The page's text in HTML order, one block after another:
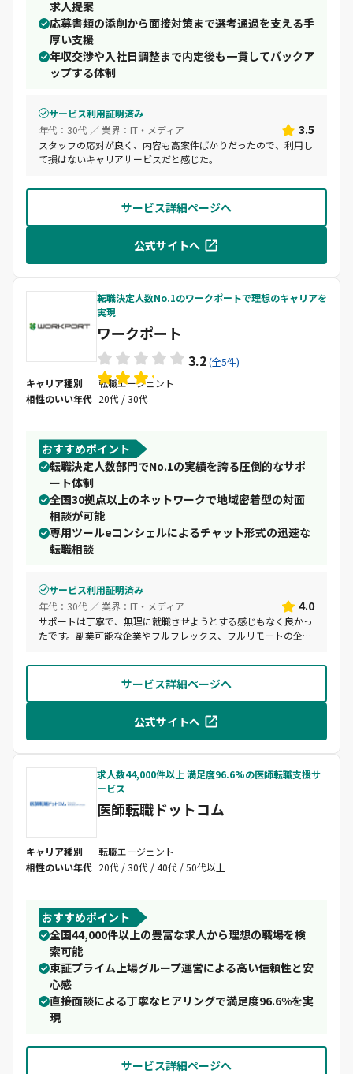
求人提案
応募書類の添削から面接対策まで選考通過を支える手
厚い支援
年収交渉や入社日調整まで内定後も一貫してバックア
ップする体制
サービス利用証明済み
年代：30代 ／ 業界：IT・メディア
3.5
スタッフの応対が良く、内容も高案件ばかりだったので、利用し
て損はないキャリアサービスだと感じた。
サービス詳細ページへ
公式サイトへ
転職決定人数No.1のワークポートで理想のキャリアを
実現
ワークポート
3.2(全5件)
キャリア種別
転職エージェント
相性のいい年代 20代 / 30代
おすすめポイント
転職決定人数部門でNo.1の実績を誇る圧倒的なサポ
ート体制
全国30拠点以上のネットワークで地域密着型の対面
相談が可能
専用ツールeコンシェルによるチャット形式の迅速な
転職相談
サービス利用証明済み
年代：30代 ／ 業界：IT・メディア
4.0
サポートは丁寧で、無理に就職させようとする感じもなく良かっ
たです。副業可能な企業やフルフレックス、フルリモートの企業
サービス詳細ページへ
公式サイトへ
求人数44,000件以上 満足度96.6%の医師転職支援サ
ービス
医師転職ドットコム
キャリア種別
転職エージェント
相性のいい年代 20代 / 30代 / 40代 / 50代以上
おすすめポイント
全国44,000件以上の豊富な求人から理想の職場を検
索可能
東証プライム上場グループ運営による高い信頼性と安
心感
直接面談による丁寧なヒアリングで満足度96.6%を実
現
サービス詳細ページへ